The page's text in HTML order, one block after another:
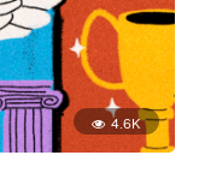
4.6K